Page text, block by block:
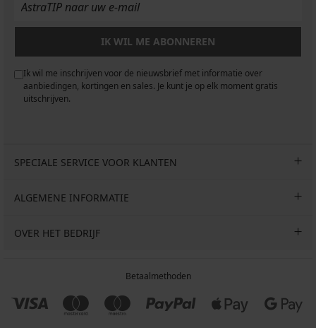
IK WIL ME ABONNEREN
Ik wil me inschrijven voor de nieuwsbrief met informatie over
aanbiedingen, kortingen en sales. Je kunt je op elk moment gratis
uitschrijven.
SPECIALE SERVICE VOOR KLANTEN
ALGEMENE INFORMATIE
OVER HET BEDRIJF
Betaalmethoden